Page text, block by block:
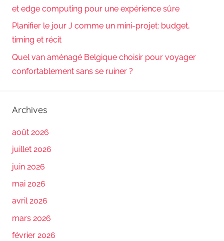
et edge computing pour une expérience sûre
Planifier le jour J comme un mini-projet: budget,
timing et récit
Quel van aménagé Belgique choisir pour voyager
confortablement sans se ruiner ?
Archives
août 2026
juillet 2026
juin 2026
mai 2026
avril 2026
mars 2026
février 2026